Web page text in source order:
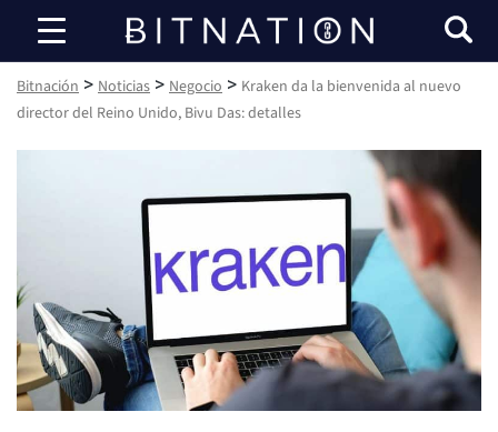
Bitnación
Bitnación > Noticias > Negocio > Kraken da la bienvenida al nuevo
director del Reino Unido, Bivu Das: detalles